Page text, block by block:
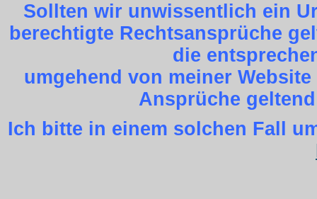
Sollten wir unwissentlich ein
berechtigte Rechtsansprüche
die
umgehend von meiner
Ansprüche
Ich bitte in einem solchen Fall